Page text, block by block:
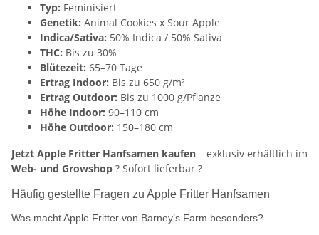
Typ: Feminisiert
Genetik: Animal Cookies x Sour Apple
Indica/Sativa: 50% Indica / 50% Sativa
THC: Bis zu 30%
Blütezeit: 65–70 Tage
Ertrag Indoor: Bis zu 650 g/m²
Ertrag Outdoor: Bis zu 1000 g/Pflanze
Höhe Indoor: 90–110 cm
Höhe Outdoor: 150–180 cm
Jetzt Apple Fritter Hanfsamen kaufen – exklusiv erhältlich im
Web- und Growshop ? Sofort lieferbar ?
Häufig gestellte Fragen zu Apple Fritter Hanfsamen
Was macht Apple Fritter von Barney’s Farm besonders?